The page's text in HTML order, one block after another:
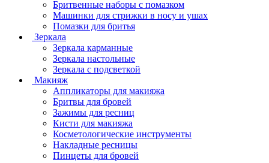
Бритвенные наборы с помазком
Машинки для стрижки в носу и ушах
Помазки для бритья
Зеркала
Зеркала карманные
Зеркала настольные
Зеркала с подсветкой
Макияж
Аппликаторы для макияжа
Бритвы для бровей
Зажимы для ресниц
Кисти для макияжа
Косметологические инструменты
Накладные ресницы
Пинцеты для бровей